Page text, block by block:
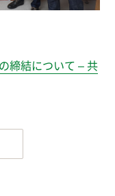
締結について – 共